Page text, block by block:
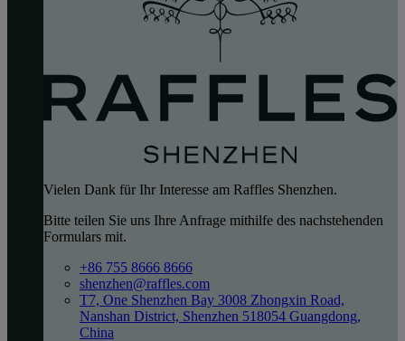
Vielen Dank für Ihr Interesse am Raffles Shenzhen.
Bitte teilen Sie uns Ihre Anfrage mithilfe des nachstehenden
Formulars mit.
+86 755 8666 8666
shenzhen@raffles.com
T7, One Shenzhen Bay 3008 Zhongxin Road,
Nanshan District, Shenzhen 518054 Guangdong,
China